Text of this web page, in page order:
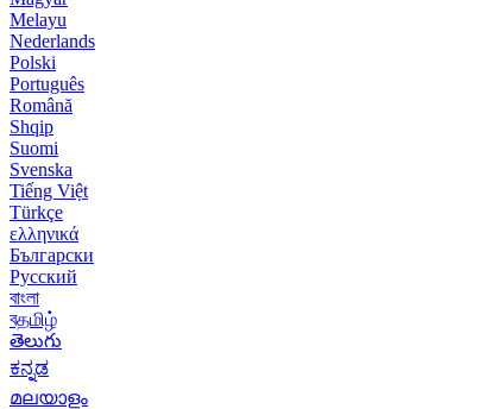
Melayu
Nederlands
Polski
Português
Română
Shqip
Suomi
Svenska
Tiếng Việt
Türkçe
ελληνικά
Български
Русский
বাংলা
বதமிழ்
తెలుగు
ಕನ್ನಡ
മലയാളം